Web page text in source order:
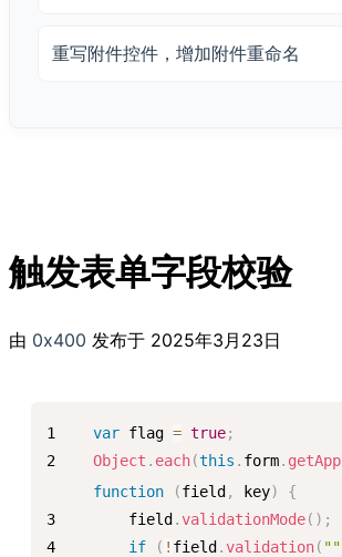
触发表单字段校验
由 0x400 发布于 2025年3月23日
var flag = true;
Object . each(this . form. getApp
function
(field , key)
{
    field
.validationMode( ) ;
if
( ! field .validation( ""
重写附件控件，增加附件重命名